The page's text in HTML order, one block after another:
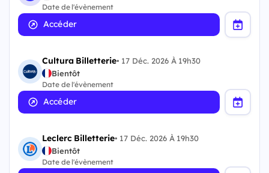
Date de l'évènement
Accéder
Cultura Billetterie• 17 Déc. 2026 À 19h30
Bientôt
Date de l'évènement
Accéder
Leclerc Billetterie• 17 Déc. 2026 À 19h30
Bientôt
Date de l'évènement